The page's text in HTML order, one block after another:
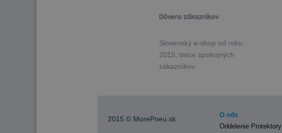
Dôvera zákazníkov
Slovenský e-shop od roku
2015, tisíce spokojných
zákazníkov.
2015 © MorePneu.sk O nás
Oddelenie Protektory